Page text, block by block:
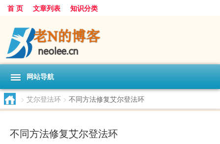
首 页 文章列表 知识分类
网站导航
> 艾尔登法环 > 不同方法修复艾尔登法环
不同方法修复艾尔登法环